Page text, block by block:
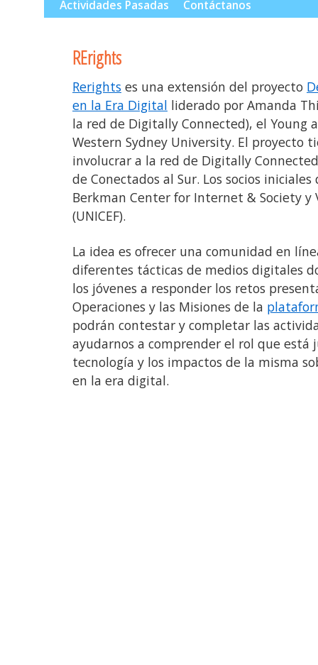
Actividades Pasadas
Contáctanos
RErights
Rerights es una extensión del proyecto
en la Era Digital liderado por Amanda
la red de Digitally Connected), el Young
Western Sydney University. El proyecto
involucrar a la red de Digitally
de Conectados al Sur. Los socios
Berkman Center for Internet & Society y
(UNICEF).
La idea es ofrecer una comunidad en
diferentes tácticas de medios digitales
los jóvenes a responder los retos
Operaciones y las Misiones de la
podrán contestar y completar las
ayudarnos a comprender el rol que está
tecnología y los impactos de la misma
en la era digital.